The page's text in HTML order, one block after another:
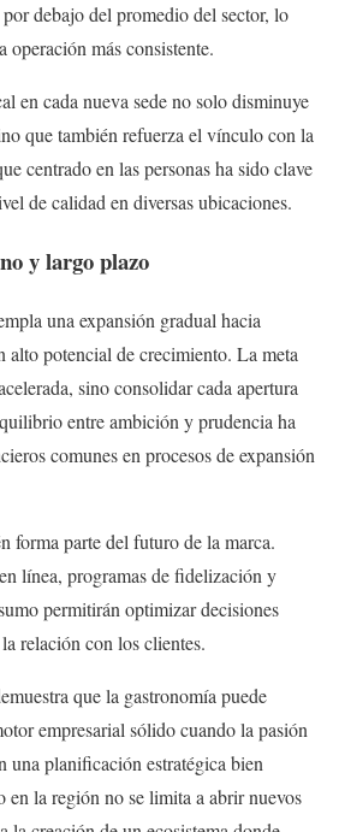
debajo del promedio del sector, lo
operación más consistente.
en cada nueva sede no solo disminuye
que también refuerza el vínculo con la
centrado en las personas ha sido clave
de calidad en diversas ubicaciones.
y largo plazo
una expansión gradual hacia
alto potencial de crecimiento. La meta
sino consolidar cada apertura
entre ambición y prudencia ha
comunes en procesos de expansión
forma parte del futuro de la marca.
línea, programas de fidelización y
permitirán optimizar decisiones
relación con los clientes.
que la gastronomía puede
empresarial sólido cuando la pasión
una planificación estratégica bien
en la región no se limita a abrir nuevos